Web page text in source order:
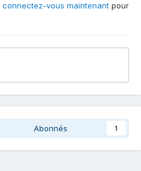
connectez-vous maintenant pour
Abonnés 1